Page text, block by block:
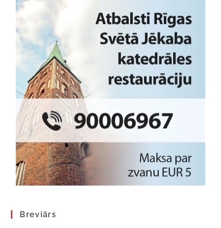
Breviārs